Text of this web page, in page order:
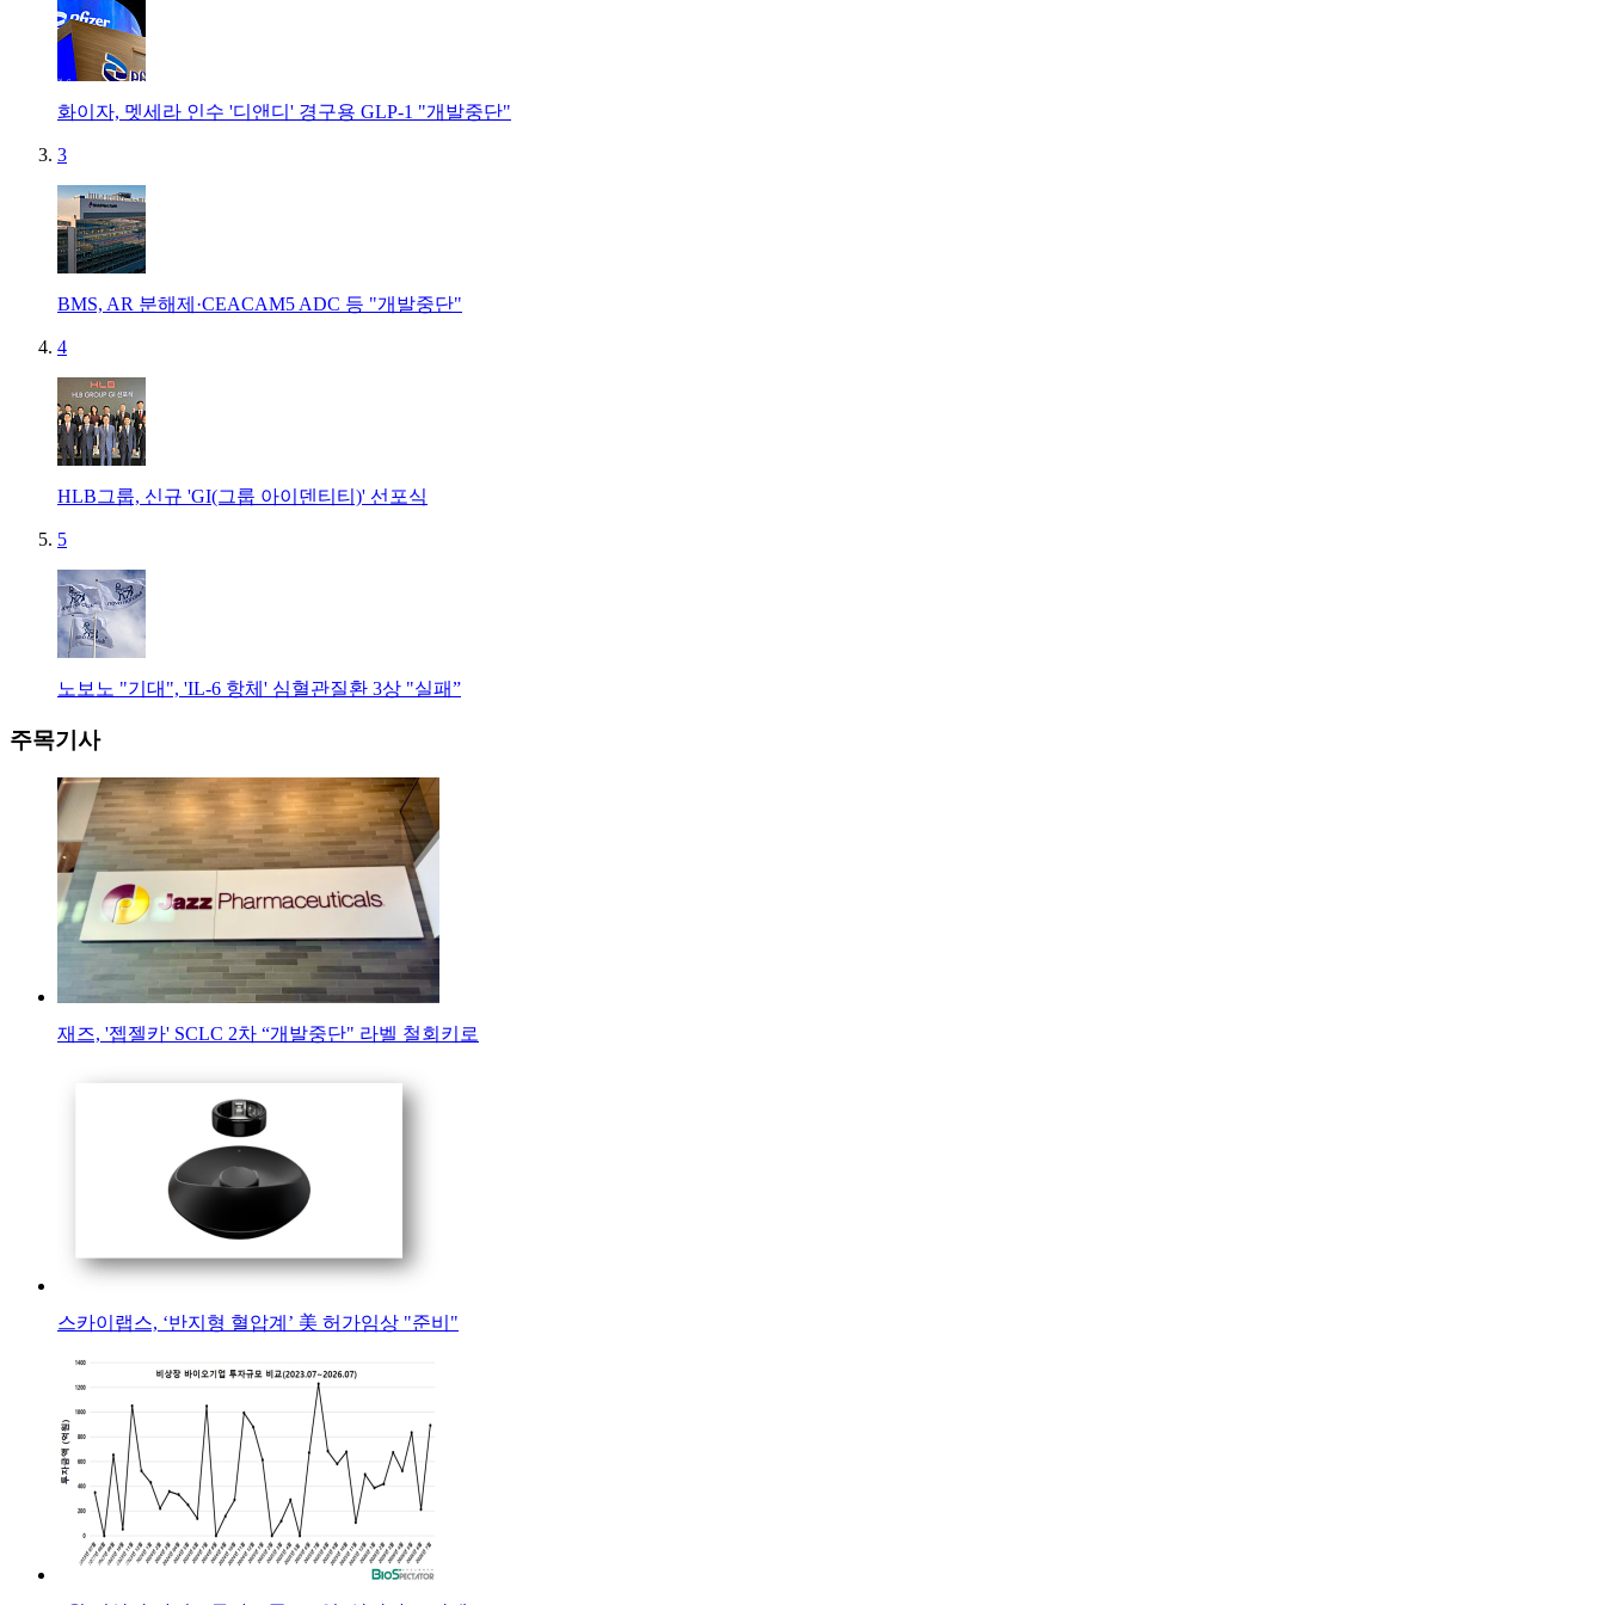
화이자, 멧세라 인수 '디앤디' 경구용 GLP-1 "개발중단"
3
BMS, AR 분해제·CEACAM5 ADC 등 "개발중단"
4
HLB그룹, 신규 'GI(그룹 아이덴티티)' 선포식
5
노보노 "기대", 'IL-6 항체' 심혈관질환 3상 "실패”
주목기사
재즈, '젭젤카' SCLC 2차 “개발중단" 라벨 철회키로
스카이랩스, ‘반지형 혈압계’ 美 허가임상 "준비"